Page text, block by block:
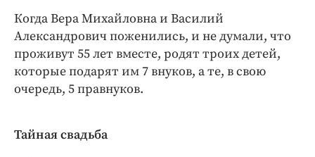
Когда Вера Михайловна и Василий
Александрович поженились, и не думали, что
проживут 55 лет вместе, родят троих детей,
которые подарят им 7 внуков, а те, в свою
очередь, 5 правнуков.
Тайная свадьба